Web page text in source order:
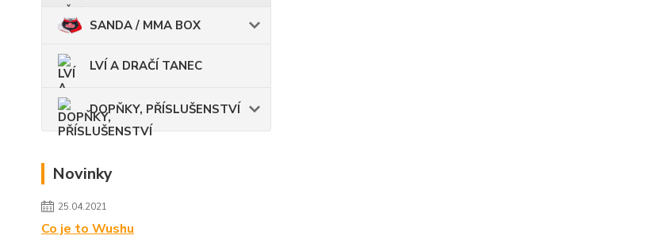
SANDA / MMA BOX
LVÍ A DRAČÍ TANEC
DOPŇKY, PŘÍSLUŠENSTVÍ
Novinky
25.04.2021
Co je to Wushu